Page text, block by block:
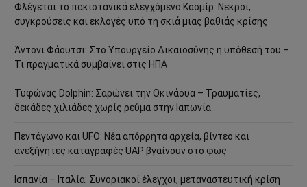
Φλέγεται το πακιστανικά ελεγχόμενο Κασμίρ: Νεκροί,
συγκρούσεις και εκλογές υπό τη σκιά μιας βαθιάς κρίσης
Άντονι Φάουτσι: Στο Υπουργείο Δικαιοσύνης η υπόθεσή του –
Τι πραγματικά συμβαίνει στις ΗΠΑ
Τυφώνας Dolphin: Σαρώνει την Οκινάουα – Τραυματίες,
δεκάδες χιλιάδες χωρίς ρεύμα στην Ιαπωνία
Πεντάγωνο και UFO: Νέα απόρρητα αρχεία, βίντεο και
ανεξήγητες καταγραφές UAP βγαίνουν στο φως
Ισπανία – Ιταλία: Συνοριακοί έλεγχοι, μεταναστευτική κρίση